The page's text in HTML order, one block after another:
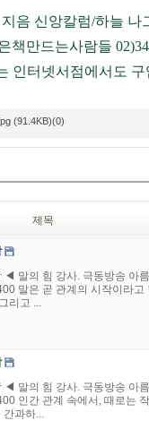
음 신앙칼럼/하늘 나
책만드는사람들
인터넷서점에서도
(91.4KB)(0)
제목
◀ 말의 힘 강사. 극동방송 아
말은 곧 관계의 시작이라
리고 ...
◀ 말의 힘 강사. 극동방송 아
인간 관계 속에서, 때로는
간과하...